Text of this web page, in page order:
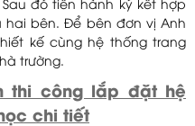
đó tiến hành ký kết hợp
hai bên. Để bên đơn vị Anh
kế cùng hệ thống trang
trường.
thi công lắp đặt hệ
chi tiết